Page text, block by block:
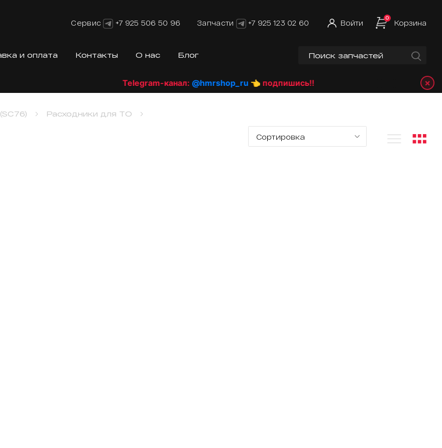
Сервис +7 925 506 50 96 Запчасти +7 925 123 02 60 Войти
0
Корзина
и оплата Контакты О нас Блог
Telegram-канал:@hmrshop_ru👈 подпишись!! ×
Расходники для ТО